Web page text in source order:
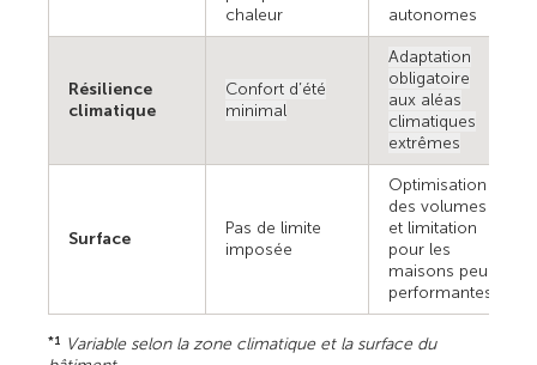
chaleur
autonomes
Résilience
climatique
Confort d’été
minimal
Adaptation
obligatoire
aux aléas
climatiques
extrêmes
Surface
Pas de limite
imposée
Optimisation
des volumes
et limitation
pour les
maisons peu
performantes
*1 Variable selon la zone climatique et la surface du